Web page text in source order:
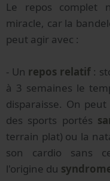
Le repos complet
miracle, car la
peut agir avec :
- Un repos relatif:
à 3 semaines le
disparaisse. On
des sports portés
terrain plat) ou la
son cardio sans
l'origine du